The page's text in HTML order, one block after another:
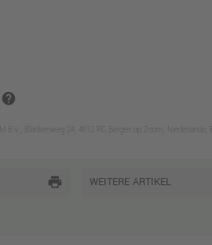
help
B.V., Blankenweg 24, 4612 RC Bergen op Zoom, Niederlande, E-
print WEITERE ARTIKEL